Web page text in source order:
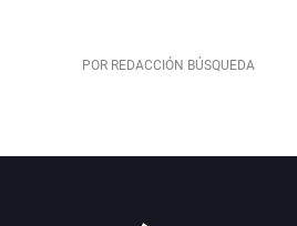
POR REDACCIÓN BÚSQUEDA